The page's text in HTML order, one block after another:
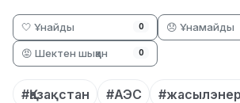
🤍 Ұнайды 0 😞 Ұнамайды
😡 Шектен шыққан 0
#Қазақстан #АЭС